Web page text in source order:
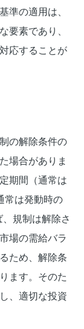
準の適用は、
要素であり、
応することが
の解除条件の
場合がありま
期間（通常は
常は発動時の
規制は解除さ
場の需給バラ
ため、解除条
ます。そのた
、適切な投資